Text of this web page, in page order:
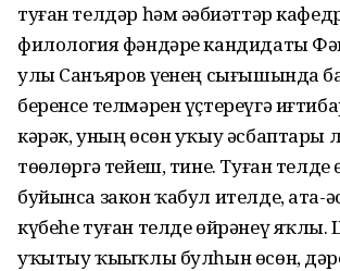
туған телдәр һәм әҙәбиәттәр
филология фәндәре кандидаты
улы Санъяров үҙенең сығышында
беренсе телмәрен үҫтереүгә
кәрәк, уның өсөн уҡыу әсбаптары
төҙөлөргә тейеш, тине. Туған телде
буйынса закон ҡабул ителде, ата-
күбеһе туған телде өйрәнеү
уҡытыу ҡыҙыҡлы булһын өсөн,